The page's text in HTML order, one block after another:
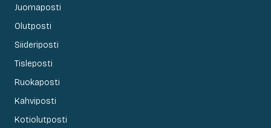
Juomaposti
Olutposti
Siideriposti
Tisleposti
Ruokaposti
Kahviposti
Kotiolutposti